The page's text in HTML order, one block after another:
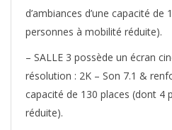
d’ambiances d’une capacité
personnes à mobilité réduite).
– SALLE 3 possède un écran
résolution : 2K – Son 7.1 &
capacité de 130 places (dont 4
réduite).